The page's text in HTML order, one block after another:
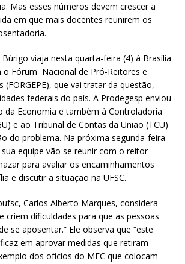
Mas esses números devem crescer a
em que mais docentes reunirem os
viaja nesta quarta-feira (4) à Brasília
o Fórum Nacional de Pró-Reitores e
(FORGEPE), que vai tratar da questão,
federais do país. A Prodegesp enviou
da Economia e também à Controladoria
e ao Tribunal de Contas da União (TCU)
do problema. Na próxima segunda-feira
equipe vão se reunir com o reitor
para avaliar os encaminhamentos
e discutir a situação na UFSC.
Carlos Alberto Marques, considera
criem dificuldades para que as pessoas
se aposentar.” Ele observa que “este
em aprovar medidas que retiram
dos ofícios do MEC que colocam